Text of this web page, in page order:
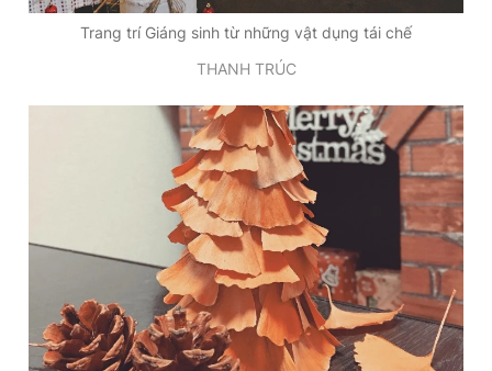
Trang trí Giáng sinh từ những vật dụng tái chế
THANH TRÚC